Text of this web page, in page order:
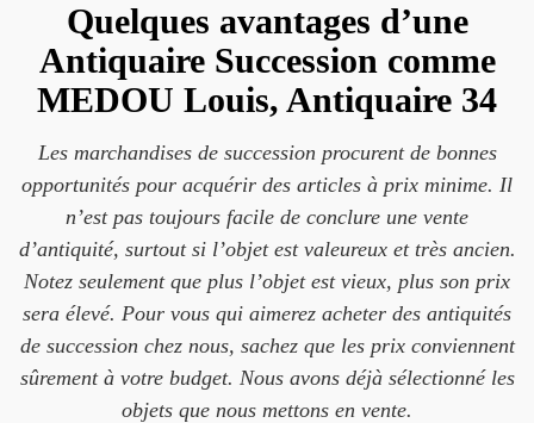
Quelques avantages d’une
Antiquaire Succession comme
MEDOU Louis, Antiquaire 34
Les marchandises de succession procurent de bonnes
opportunités pour acquérir des articles à prix minime. Il
n’est pas toujours facile de conclure une vente
d’antiquité, surtout si l’objet est valeureux et très ancien.
Notez seulement que plus l’objet est vieux, plus son prix
sera élevé. Pour vous qui aimerez acheter des antiquités
de succession chez nous, sachez que les prix conviennent
sûrement à votre budget. Nous avons déjà sélectionné les
objets que nous mettons en vente.